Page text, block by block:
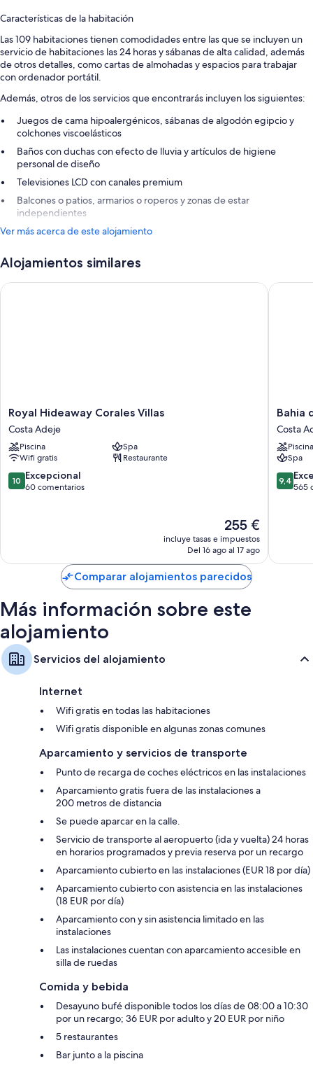
Características de la habitación
Las 109 habitaciones tienen comodidades entre las que se incluyen un
servicio de habitaciones las 24 horas y sábanas de alta calidad, además
de otros detalles, como cartas de almohadas y espacios para trabajar
con ordenador portátil.
Además, otros de los servicios que encontrarás incluyen los siguientes:
Juegos de cama hipoalergénicos, sábanas de algodón egipcio y
colchones viscoelásticos
Baños con duchas con efecto de lluvia y artículos de higiene
personal de diseño
Televisiones LCD con canales premium
Balcones o patios, armarios o roperos y zonas de estar
independientes
Ver más acerca de este alojamiento
Alojamientos similares
Royal
Hideaway
Corales
Villas
Costa
Adeje
Royal Hideaway Corales Villas
Costa Adeje
Piscina
Spa
Wifi gratis
Restaurante
10.0
sobre
10 Excepcional
60 comentarios
El
precio
actual
de
255 €
255 €
incluye tasas e impuestos
Del 16 ago al 17 ago
Royal Hideaway Corales Villas
Bahia
del
Duque
Costa
Adeje
Bahia
Costa
Piscina
Spa
9.4
sobre
9,4
565
Bahia
Comparar alojamientos parecidos
Más información sobre este
alojamiento
Servicios del alojamiento
Internet
Wifi gratis en todas las habitaciones
Wifi gratis disponible en algunas zonas comunes
Aparcamiento y servicios de transporte
Punto de recarga de coches eléctricos en las instalaciones
Aparcamiento gratis fuera de las instalaciones a
200 metros de distancia
Se puede aparcar en la calle.
Servicio de transporte al aeropuerto (ida y vuelta) 24 horas
en horarios programados y previa reserva por un recargo
Aparcamiento cubierto en las instalaciones (EUR 18 por día)
Aparcamiento cubierto con asistencia en las instalaciones
(18 EUR por día)
Aparcamiento con y sin asistencia limitado en las
instalaciones
Las instalaciones cuentan con aparcamiento accesible en
silla de ruedas
Comida y bebida
Desayuno bufé disponible todos los días de 08:00 a 10:30
por un recargo; 36 EUR por adulto y 20 EUR por niño
5 restaurantes
Bar junto a la piscina